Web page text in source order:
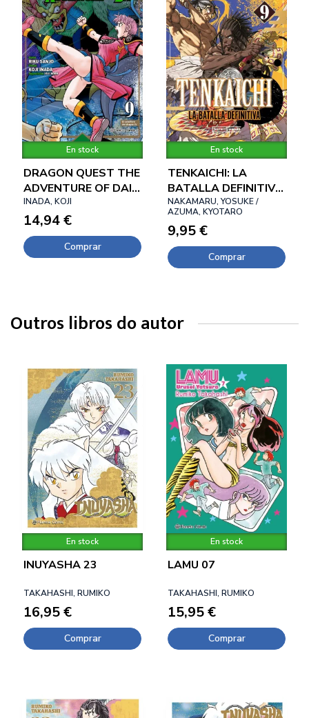
En stock
DRAGON QUEST THE
ADVENTURE OF DAI
09
INADA, KOJI
14,94 €
Comprar
En stock
TENKAICHI: LA
BATALLA DEFINITIVA
09
NAKAMARU, YOSUKE /
AZUMA, KYOTARO
9,95 €
Comprar
Outros libros do autor
En stock
INUYASHA 23
TAKAHASHI, RUMIKO
16,95 €
Comprar
En stock
LAMU 07
TAKAHASHI, RUMIKO
15,95 €
Comprar